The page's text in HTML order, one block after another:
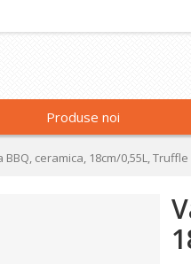
Produse noi
ceramica, 18cm/0,55L,